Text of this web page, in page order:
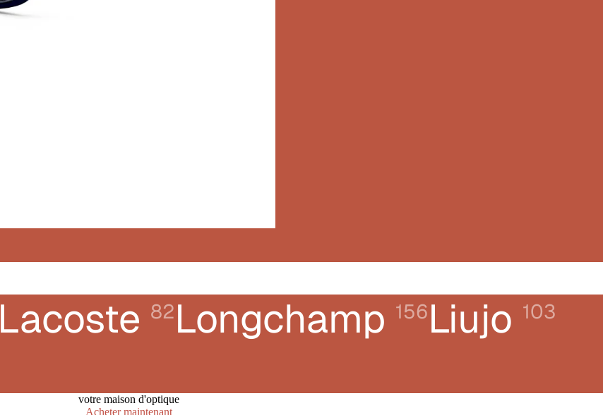
Lacoste 82Longchamp 156Liujo 103
votre maison d'optique
Acheter maintenant